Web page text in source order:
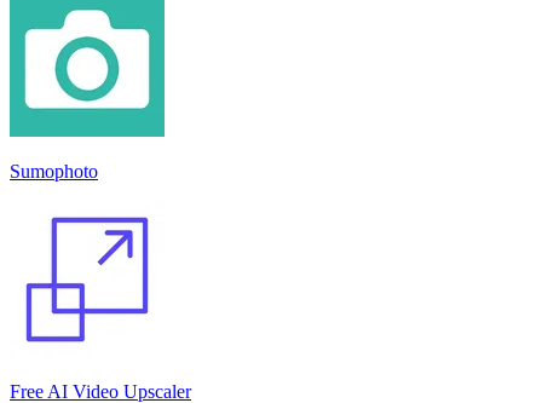
Sumophoto
Free AI Video Upscaler